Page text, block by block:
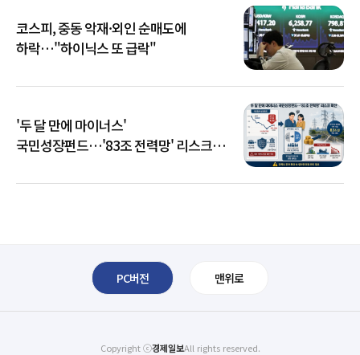
코스피, 중동 악재·외인 순매도에
하락…"하이닉스 또 급락"
'두 달 만에 마이너스'
국민성장펀드…'83조 전력망' 리스크
PC버전 맨위로
Copyright ⓒ경제일보All rights reserved.